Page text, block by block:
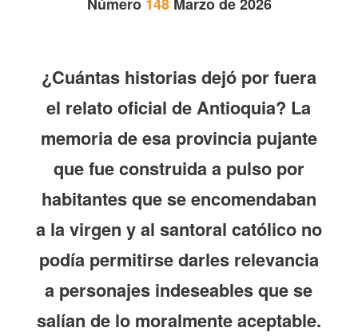
Número148 Marzo de 2026
¿Cuántas historias dejó por fuera
el relato oficial de Antioquia? La
memoria de esa provincia pujante
que fue construida a pulso por
habitantes que se encomendaban
a la virgen y al santoral católico no
podía permitirse darles relevancia
a personajes indeseables que se
salían de lo moralmente aceptable.